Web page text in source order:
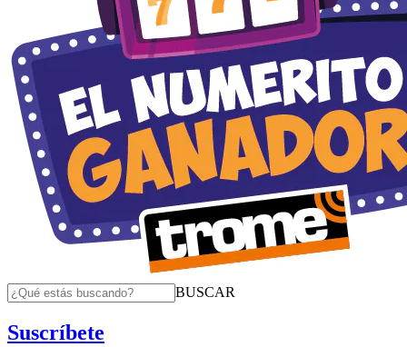
BUSCAR
Suscríbete